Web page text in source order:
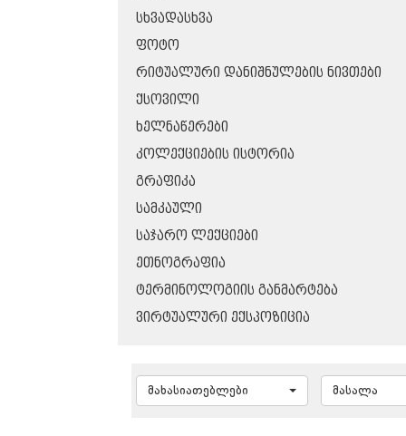
ᲡᲮᲕᲐᲓᲐᲡᲮᲕᲐ
ᲤᲝᲢᲝ
ᲠᲘᲢᲣᲐᲚᲣᲠᲘ ᲓᲐᲜᲘᲨᲜᲣᲚᲔᲑᲘᲡ ᲜᲘᲕᲗᲔᲑᲘ
ᲥᲡᲝᲕᲘᲚᲘ
ᲮᲔᲚᲜᲐᲬᲔᲠᲔᲑᲘ
ᲙᲝᲚᲔᲥᲪᲘᲔᲑᲘᲡ ᲘᲡᲢᲝᲠᲘᲐ
ᲒᲠᲐᲤᲘᲙᲐ
ᲡᲐᲛᲙᲐᲣᲚᲘ
ᲡᲐᲯᲐᲠᲝ ᲚᲔᲥᲪᲘᲔᲑᲘ
ᲔᲗᲜᲝᲒᲠᲐᲤᲘᲐ
ᲢᲔᲠᲛᲘᲜᲝᲚᲝᲒᲘᲘᲡ ᲒᲐᲜᲛᲐᲠᲢᲔᲑᲐ
ᲕᲘᲠᲢᲣᲐᲚᲣᲠᲘ ᲔᲥᲡᲞᲝᲖᲘᲪᲘᲐ
მახასიათებლები მასალა